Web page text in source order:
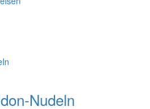
Nudeln